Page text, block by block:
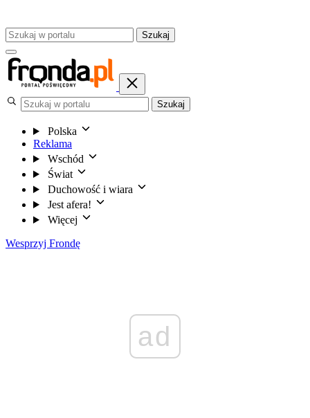
Szukaj
Szukaj
Polska
Reklama
Wschód
Świat
Duchowość i wiara
Jest afera!
Więcej
Wesprzyj Frondę
ad